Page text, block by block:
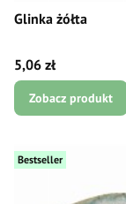
Glinka żółta
Cena
5,06 zł
Zobacz produkt
Bestseller